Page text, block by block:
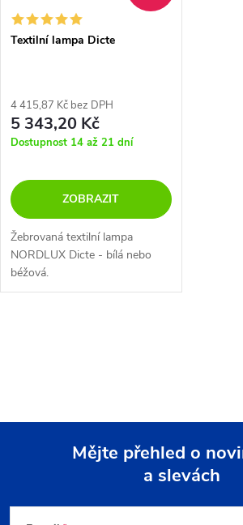
Textilní lampa Dicte
4 415,87 Kč bez DPH
5 343,20 Kč
Dostupnost 14 až 21 dní
ZOBRAZIT
Žebrovaná textilní lampa
NORDLUX Dicte - bílá nebo
béžová.
a
Mějte přehled o
a slevách